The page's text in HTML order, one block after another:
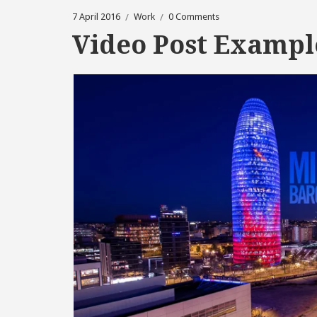
7 April 2016 Work 0 Comments
Video Post